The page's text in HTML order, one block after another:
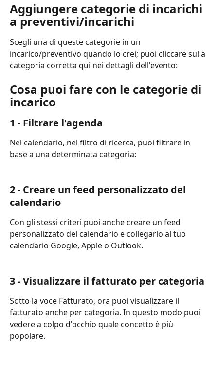
Aggiungere categorie di incarichi
a preventivi/incarichi
Scegli una di queste categorie in un
incarico/preventivo quando lo crei; puoi cliccare sulla
categoria corretta qui nei dettagli dell'evento:
Cosa puoi fare con le categorie di
incarico
1 - Filtrare l'agenda
Nel calendario, nel filtro di ricerca, puoi filtrare in
base a una determinata categoria:
2 - Creare un feed personalizzato del
calendario
Con gli stessi criteri puoi anche creare un feed
personalizzato del calendario e collegarlo al tuo
calendario Google, Apple o Outlook.
3 - Visualizzare il fatturato per categoria
Sotto la voce Fatturato, ora puoi visualizzare il
fatturato anche per categoria. In questo modo puoi
vedere a colpo d'occhio quale concetto è più
popolare.